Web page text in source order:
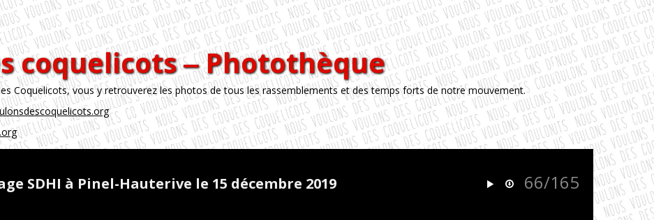
coquelicots ‒ Photothèque
Coquelicots, vous y retrouverez les photos de tous les rassemblements et des temps forts de notre mouvement.
66/165
SDHI à Pinel-Hauterive le 15 décembre 2019